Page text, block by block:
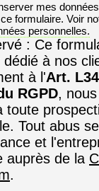
mes
formulaire. Voir
personnelles.
: Ce
à nos
à l'Art.
RGPD,
toute
Tout abus
et
auprès de la
.